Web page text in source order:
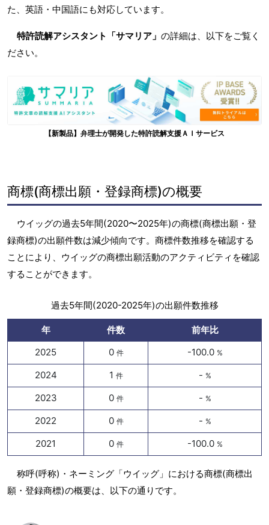
た、英語・中国語にも対応しています。
特許読解アシスタント「サマリア」 の詳細は、以下をご覧く
ださい。
【新製品】弁理士が開発した特許読解支援ＡＩサービス
商標(商標出願・登録商標)の概要
ウイッグの過去5年間(2020〜2025年)の商標(商標出願・登
録商標)の出願件数は減少傾向です。商標件数推移を確認する
ことにより、ウイッグの商標出願活動のアクティビティを確認
することができます。
過去5年間(2020-2025年)の出願件数推移
年 件数
前年比
2025
0 件 -100.0 %
2024 1 件 - %
2023 0 件 - %
2022 0 件 - %
2021 0 件 -100.0 %
称呼(呼称)・ネーミング「ウイッグ」における商標(商標出
願・登録商標)の概要は、以下の通りです。